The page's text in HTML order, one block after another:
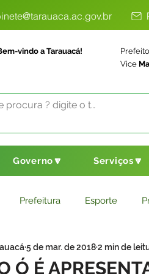
vindo a Tarauacá! Prefeito
Vice
Governo🔽 Serviços🔽
Prefeitura Esporte
Educação Saneamento Básico
Ó É
5 de mar. de 20182 min de